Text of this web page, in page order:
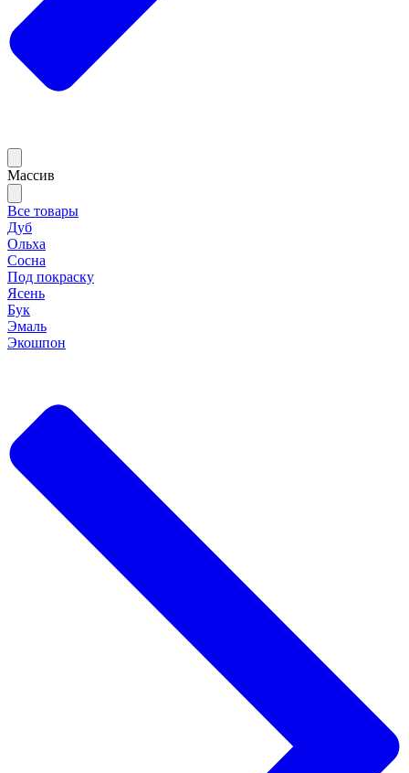
Массив
Все товары
Дуб
Ольха
Сосна
Под покраску
Ясень
Бук
Эмаль
Экошпон